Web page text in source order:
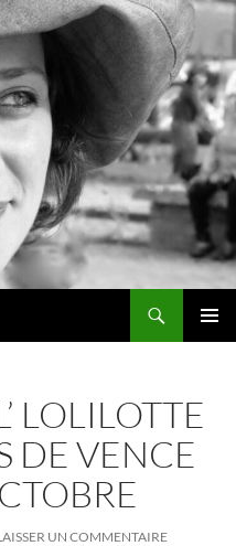
LOLILOTTE
DE VENCE
UN COMMENTAIRE